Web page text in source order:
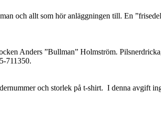
och allt som hör anläggningen till. En
Anders ”Bullman” Holmström.
711350.
och storlek på t-shirt. I denna avgift